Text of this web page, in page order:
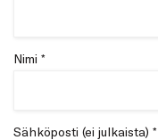
Nimi *
Sähköposti (ei julkaista) *